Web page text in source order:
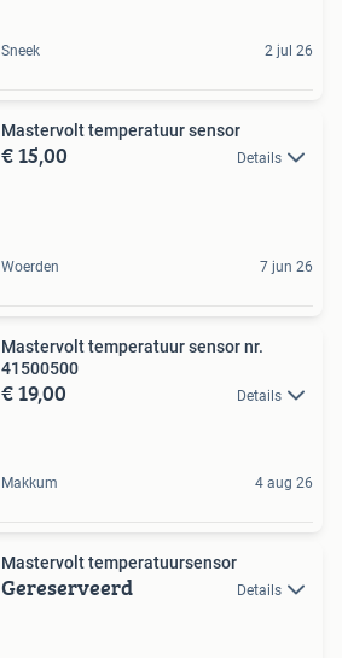
Sneek 2 jul 26
Mastervolt temperatuur sensor
€ 15,00 Details
Woerden 7 jun 26
Mastervolt temperatuur sensor nr.
41500500
€ 19,00 Details
Makkum 4 aug 26
Mastervolt temperatuursensor
Gereserveerd Details